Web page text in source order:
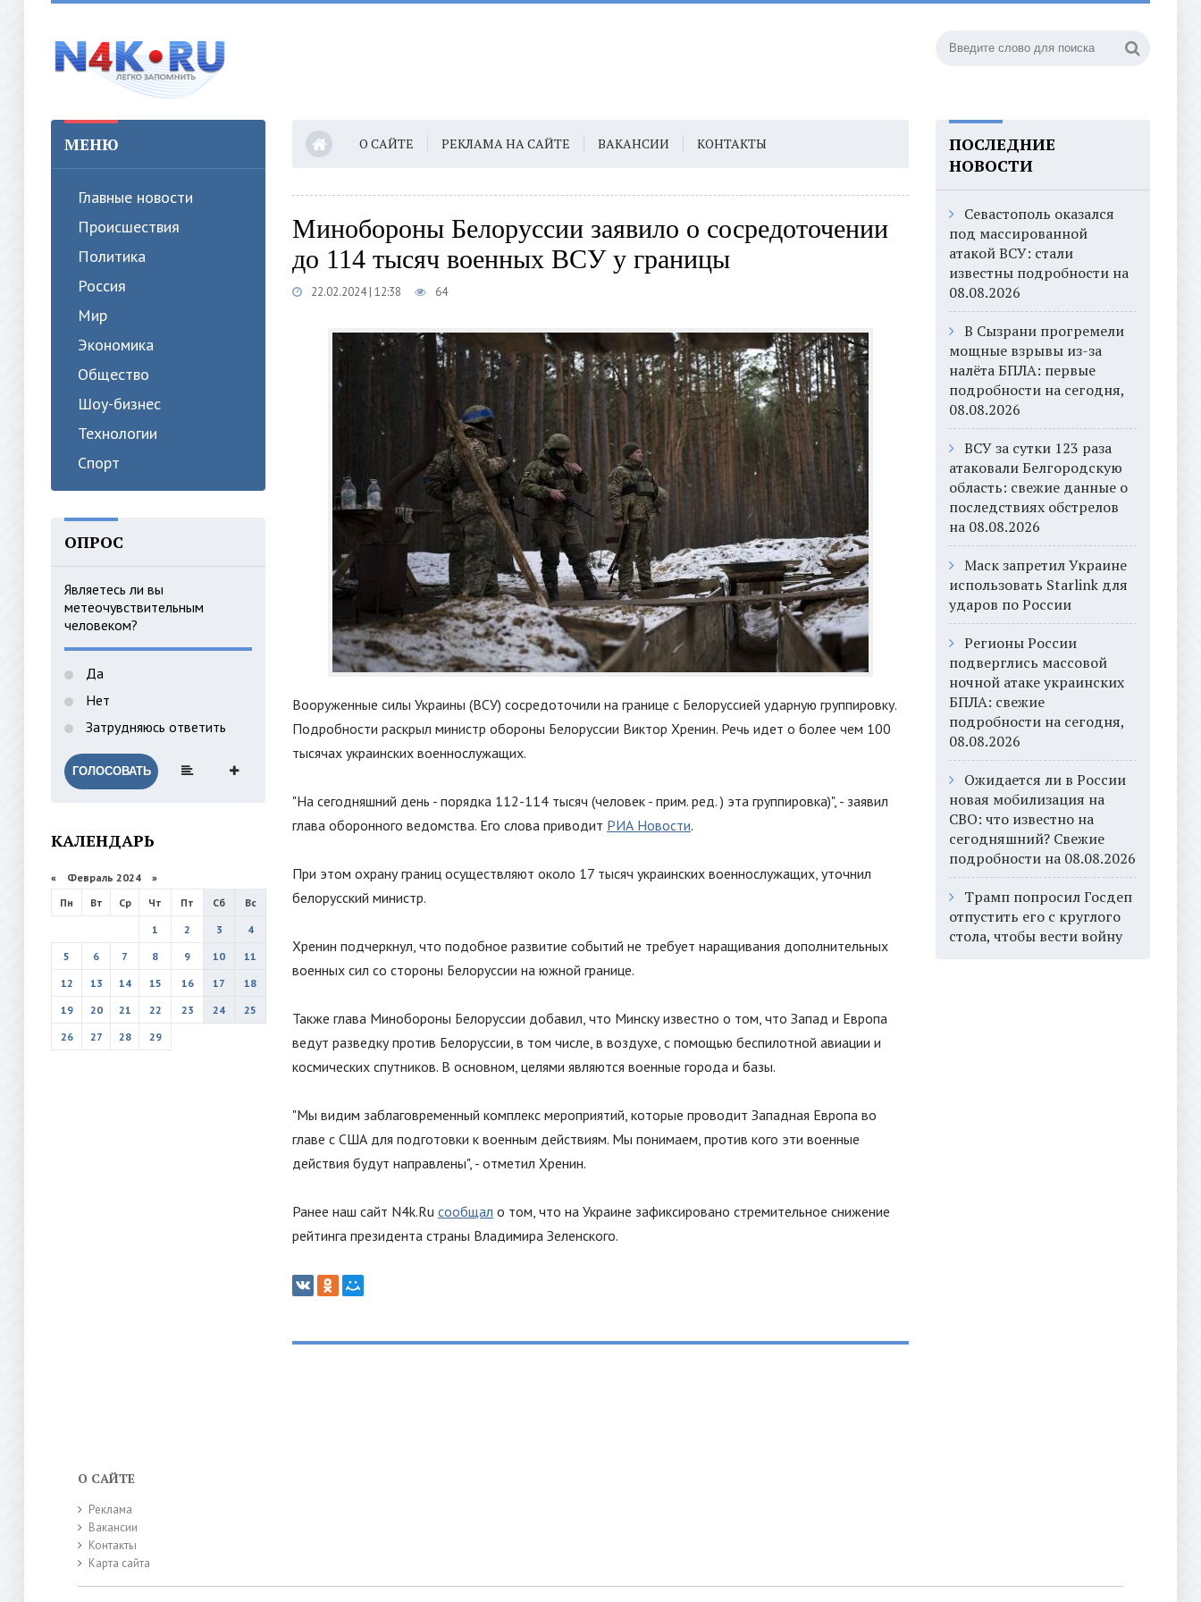
МЕНЮ
Главные новости
Происшествия
Политика
Россия
Мир
Экономика
Общество
Шоу-бизнес
Технологии
Спорт
ОПРОС
Являетесь ли вы
метеочувствительным
человеком?
Да
Нет
Затрудняюсь ответить
ГОЛОСОВАТЬ
КАЛЕНДАРЬ
« Февраль 2024 »
Пн
Вт Ср Чт Пт Сб
Вс
1
2 3
4
5
6 7 8 9 10
11
12
13 14 15 16 17
18
19
20 21 22 23 24
25
26
27 28 29
О САЙТЕ РЕКЛАМА НА САЙТЕ ВАКАНСИИ КОНТАКТЫ
Минобороны Белоруссии заявило о сосредоточении
до 114 тысяч военных ВСУ у границы
22.02.2024 | 12:38 64
Вооруженные силы Украины (ВСУ) сосредоточили на границе с Белоруссией ударную группировку.
Подробности раскрыл министр обороны Белоруссии Виктор Хренин. Речь идет о более чем 100
тысячах украинских военнослужащих.
"На сегодняшний день - порядка 112-114 тысяч (человек - прим. ред. ) эта группировка)", - заявил
глава оборонного ведомства. Его слова приводит РИА Новости.
При этом охрану границ осуществляют около 17 тысяч украинских военнослужащих, уточнил
белорусский министр.
Хренин подчеркнул, что подобное развитие событий не требует наращивания дополнительных
военных сил со стороны Белоруссии на южной границе.
Также глава Минобороны Белоруссии добавил, что Минску известно о том, что Запад и Европа
ведут разведку против Белоруссии, в том числе, в воздухе, с помощью беспилотной авиации и
космических спутников. В основном, целями являются военные города и базы.
"Мы видим заблаговременный комплекс мероприятий, которые проводит Западная Европа во
главе с США для подготовки к военным действиям. Мы понимаем, против кого эти военные
действия будут направлены", - отметил Хренин.
Ранее наш сайт N4k.Ru сообщал о том, что на Украине зафиксировано стремительное снижение
рейтинга президента страны Владимира Зеленского.
ПОСЛЕДНИЕ
НОВОСТИ
Севастополь оказался
под массированной
атакой ВСУ: стали
известны подробности на
08.08.2026
В Сызрани прогремели
мощные взрывы из-за
налёта БПЛА: первые
подробности на сегодня,
08.08.2026
ВСУ за сутки 123 раза
атаковали Белгородскую
область: свежие данные о
последствиях обстрелов
на 08.08.2026
Маск запретил Украине
использовать Starlink для
ударов по России
Регионы России
подверглись массовой
ночной атаке украинских
БПЛА: свежие
подробности на сегодня,
08.08.2026
Ожидается ли в России
новая мобилизация на
СВО: что известно на
сегодняшний? Свежие
подробности на 08.08.2026
Трамп попросил Госдеп
отпустить его с круглого
стола, чтобы вести войну
О САЙТЕ
Реклама
Вакансии
Контакты
Карта сайта